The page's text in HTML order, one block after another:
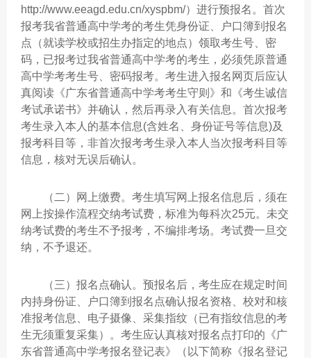
http://www.eeagd.edu.cn/xyspbm/）进行预报名。首次
报考我省普通高中学考的考生凭身份证、户口簿到报名
点（就读学校或招生办指定的地点）领取考生号、密
码，已报考过我省普通高中学考的考生，必须凭原普通
高中学考考生号、密码报考。考生进入报名网页后应认
真阅读《广东省普通高中学考考生守则》和《考生诚信
考试承诺书》并确认，然后再录入有关信息。首次报考
考生录入本人的基本信息(含姓名、身份证号等信息)及
报考科目等，非首次报考考生录入本人当次报考科目等
信息，核对无误后确认。
（二）网上缴费。考生填写网上报名信息后，须在
网上按操作流程交纳考试费，标准为每科次25元。未交
纳考试费的考生不予报考，不编排考场。考试费一旦交
纳，不予退还。
（三）报名点确认。预报名后，考生应在规定时间
内持身份证、户口簿到报名点确认报名资格、校对和核
准报考信息、电子摄像、采集指纹（已有指纹信息的考
生无须重复采集）。考生应认真核对报名点打印的《广
东省普通高中学考报名登记表》（以下简称《报名登记